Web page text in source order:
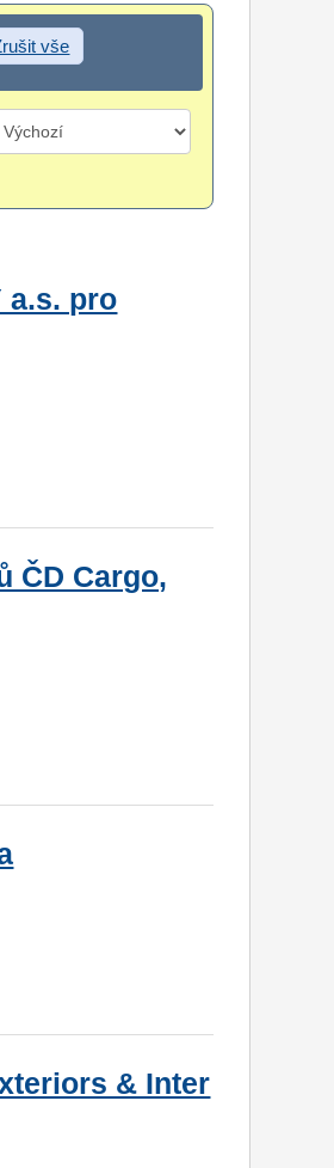
vše
a.s. pro
ČD Cargo,
& Inter